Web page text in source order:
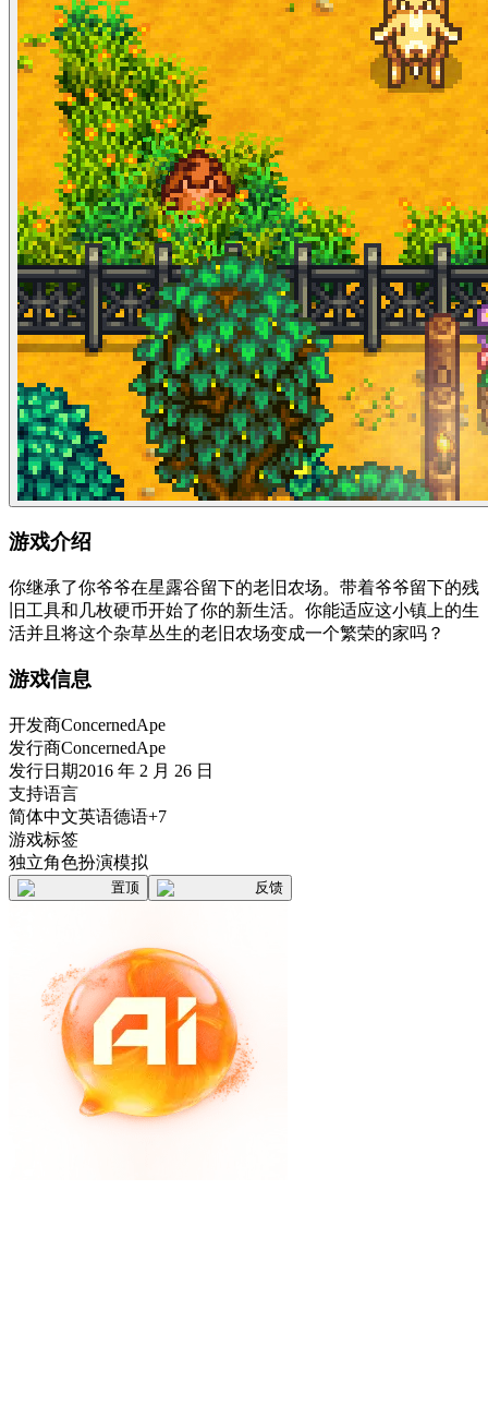
游戏介绍
你继承了你爷爷在星露谷留下的老旧农场。带着爷爷留下的残
旧工具和几枚硬币开始了你的新生活。你能适应这小镇上的生
活并且将这个杂草丛生的老旧农场变成一个繁荣的家吗？
游戏信息
开发商ConcernedApe
发行商ConcernedApe
发行日期2016 年 2 月 26 日
支持语言
简体中文英语德语+7
游戏标签
独立角色扮演模拟
置顶 反馈